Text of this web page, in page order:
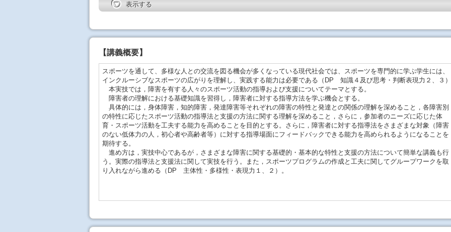
表示する
【講義概要】
スポーツを通して、多様な人との交流を図る機会が多くなっている現代社会では、スポーツを専門的に学ぶ学生には、
インクルーシブなスポーツの広がりを理解し、実践する能力は必要である（DP 知識４及び思考・判断表現力２、３）
本実技では，障害を有する人々のスポーツ活動の指導および支援についてテーマとする。
障害者の理解における基礎知識を習得し，障害者に対する指導方法を学ぶ機会とする。
具体的には，身体障害，知的障害，発達障害等それぞれの障害の特性と発達との関係の理解を深めること，各障害別
の特性に応じたスポーツ活動の指導法と支援の方法に関する理解を深めること，さらに，参加者のニーズに応じた体
育・スポーツ活動を工夫する能力を高めることを目的とする。さらに，障害者に対する指導法をさまざまな対象（障害
のない低体力の人，初心者や高齢者等）に対する指導場面にフィードバックできる能力を高められるようになることを
期待する。
進め方は，実技中心であるが，さまざまな障害に関する基礎的・基本的な特性と支援の方法について簡単な講義も行
う。実際の指導法と支援法に関して実技を行う。また，スポーツプログラムの作成と工夫に関してグループワークを取
り入れながら進める（DP 主体性・多様性・表現力１、２）。